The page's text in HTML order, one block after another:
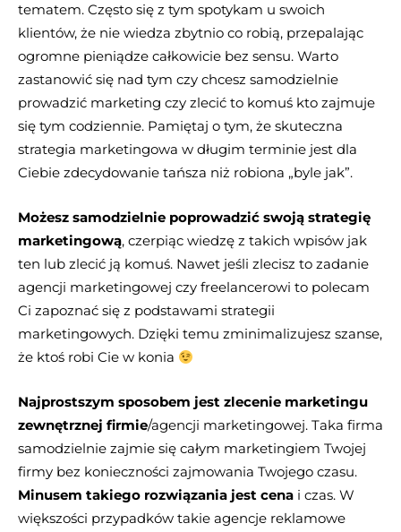
tematem. Często się z tym spotykam u swoich
klientów, że nie wiedza zbytnio co robią, przepalając
ogromne pieniądze całkowicie bez sensu. Warto
zastanowić się nad tym czy chcesz samodzielnie
prowadzić marketing czy zlecić to komuś kto zajmuje
się tym codziennie. Pamiętaj o tym, że skuteczna
strategia marketingowa w długim terminie jest dla
Ciebie zdecydowanie tańsza niż robiona „byle jak”.
Możesz samodzielnie poprowadzić swoją strategię
marketingową, czerpiąc wiedzę z takich wpisów jak
ten lub zlecić ją komuś. Nawet jeśli zlecisz to zadanie
agencji marketingowej czy freelancerowi to polecam
Ci zapoznać się z podstawami strategii
marketingowych. Dzięki temu zminimalizujesz szanse,
że ktoś robi Cie w konia
Najprostszym sposobem jest zlecenie marketingu
zewnętrznej firmie/agencji marketingowej. Taka firma
samodzielnie zajmie się całym marketingiem Twojej
firmy bez konieczności zajmowania Twojego czasu.
Minusem takiego rozwiązania jest cena i czas. W
większości przypadków takie agencje reklamowe